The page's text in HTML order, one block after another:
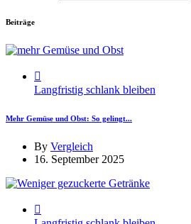
Beiträge
Langfristig schlank bleiben
Mehr Gemüse und Obst: So gelingt...
By Vergleich
16. September 2025